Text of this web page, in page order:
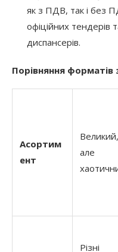
як з ПДВ, так і без
офіційних тендерів
диспансерів.
Порівняння форматів
Асортим
ент
Великий,
але
Різні